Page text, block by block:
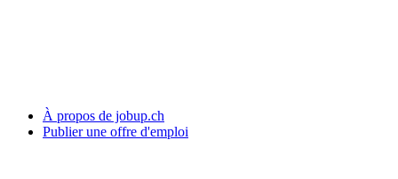
À propos de jobup.ch
Publier une offre d'emploi